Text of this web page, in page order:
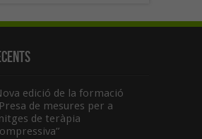
edició de la formació
de mesures per a
de teràpia